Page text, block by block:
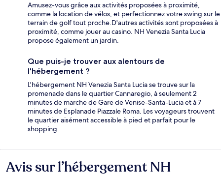
Amusez-vous grâce aux activités proposées à proximité,
comme la location de vélos, et perfectionnez votre swing sur le
terrain de golf tout proche.D'autres activités sont proposées à
proximité, comme jouer au casino. NH Venezia Santa Lucia
propose également un jardin.
Que puis-je trouver aux alentours de
l'hébergement ?
L'hébergement NH Venezia Santa Lucia se trouve sur la
promenade dans le quartier Cannaregio, à seulement 2
minutes de marche de Gare de Venise-Santa-Lucia et à 7
minutes de Esplanade Piazzale Roma. Les voyageurs trouvent
le quartier aisément accessible à pied et parfait pour le
shopping.
Avis
Avis sur l’hébergement NH